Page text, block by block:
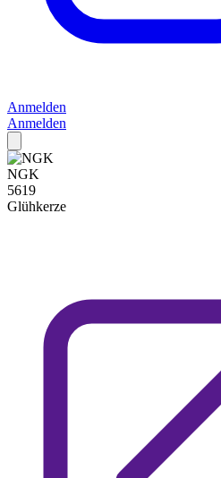
Anmelden
Anmelden
NGK
5619
Glühkerze